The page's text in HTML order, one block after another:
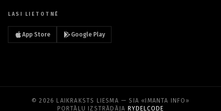
LASI LIETOTNĒ
App Store Google Play
© 2026 LAIKRAKSTS LIESMA — SIA «IMANTA INFO»
PORTĀLU IZSTRĀDĀJA RYDELCODE